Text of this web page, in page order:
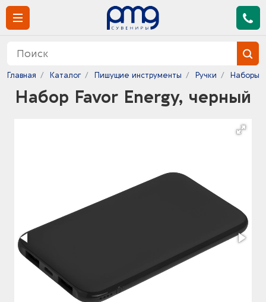
Главная Каталог Пишущие инструменты Ручки Наборы
Набор Favor Energy, черный